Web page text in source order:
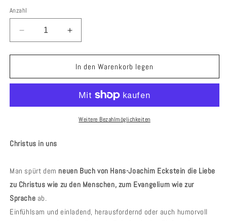
Anzahl
Verringere
die
Menge
Das
Erhöhe
die
Menge
für
Das
vergessene
Geheimnis
In den Warenkorb legen
Weitere Bezahlmöglichkeiten
Christus in uns
Man spürt dem neuen Buch von Hans-Joachim Eckstein die Liebe
zu Christus wie zu den Menschen, zum Evangelium wie zur
Sprache ab.
Einfühlsam und einladend, herausfordernd oder auch humorvoll